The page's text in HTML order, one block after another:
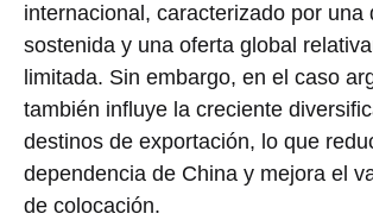
internacional, caracterizado por una
sostenida y una oferta global
limitada. Sin embargo, en el caso
también influye la creciente
destinos de exportación, lo que
dependencia de China y mejora el
de colocación.